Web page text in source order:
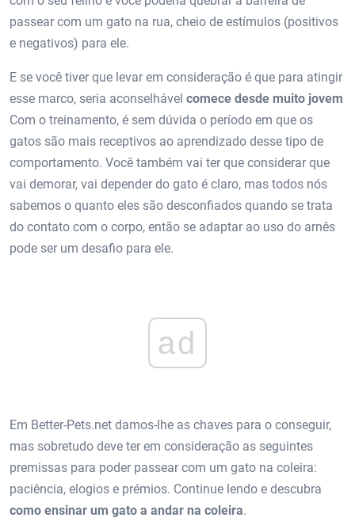
passear com um gato na rua, cheio de estímulos (positivos
e negativos) para ele.
E se você tiver que levar em consideração é que para atingir
esse marco, seria aconselhável comece desde muito jovem
Com o treinamento, é sem dúvida o período em que os
gatos são mais receptivos ao aprendizado desse tipo de
comportamento. Você também vai ter que considerar que
vai demorar, vai depender do gato é claro, mas todos nós
sabemos o quanto eles são desconfiados quando se trata
do contato com o corpo, então se adaptar ao uso do arnês
pode ser um desafio para ele.
ad
Em Better-Pets.net damos-lhe as chaves para o conseguir,
mas sobretudo deve ter em consideração as seguintes
premissas para poder passear com um gato na coleira:
paciência, elogios e prémios. Continue lendo e descubra
como ensinar um gato a andar na coleira.